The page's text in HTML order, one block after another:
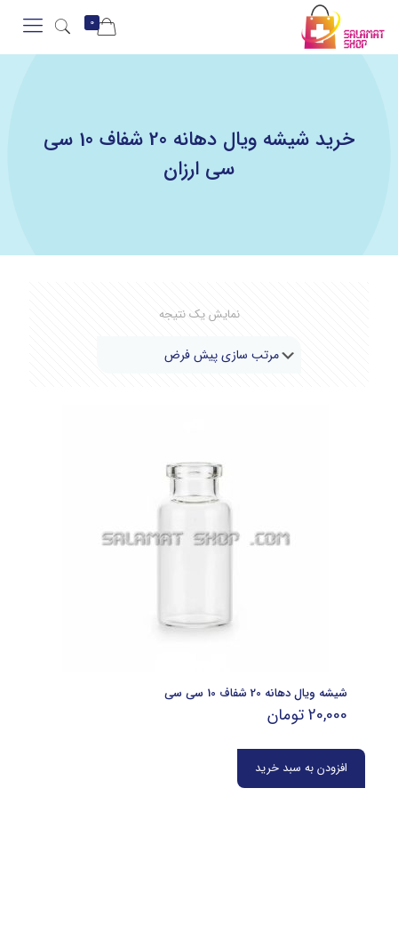
0
خرید شیشه ویال دهانه 20 شفاف 10 سی
سی ارزان
نمایش یک نتیجه
شیشه ویال دهانه 20 شفاف 10 سی سی
20,000تومان
افزودن به سبد خرید